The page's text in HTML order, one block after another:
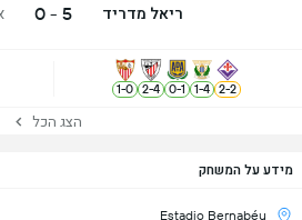
מידע על המשחק
Estadio Bernabéu
ריאל מדריד 5 - 0
2
-
2
4
-
1
1
-
0
4
-
2
0
-
1
הצג הכל